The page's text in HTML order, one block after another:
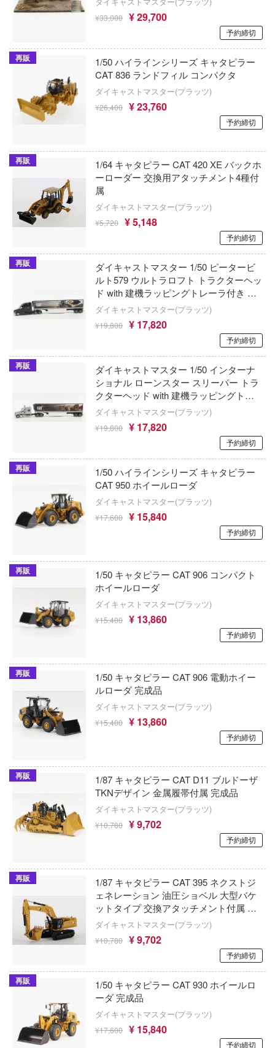
¥33,000 ¥ 29,700
予約締切
再販
1/50 ハイラインシリーズ キャタピラー
CAT 836 ランドフィル コンパクタ
ダイキャストマスター(プラッツ)
¥26,400 ¥ 23,760
予約締切
再販
1/64 キャタピラー CAT 420 XE バックホ
ーローダー 交換用アタッチメント4種付
属
ダイキャストマスター(プラッツ)
¥5,720 ¥ 5,148
予約締切
再販
ダイキャストマスター 1/50 ピータービ
ルト579 ウルトラロフト トラクターヘッ
ド with 建機ラッピングトレーラ付き 完
成品 塗装済ダイキャストモデル完成品
DM85768
ダイキャストマスター(プラッツ)
¥19,800 ¥ 17,820
予約締切
再販
ダイキャストマスター 1/50 インターナ
ショナル ローンスター スリーパー トラ
クターヘッド with 建機ラッピングトレ
ーラ 完成品 塗装済ダイキャストモデル
完成品 DM85769
ダイキャストマスター(プラッツ)
¥19,800 ¥ 17,820
予約締切
再販
1/50 ハイラインシリーズ キャタピラー
CAT 950 ホイールローダ
ダイキャストマスター(プラッツ)
¥17,600 ¥ 15,840
予約締切
再販
1/50 キャタピラー CAT 906 コンパクト
ホイールローダ
ダイキャストマスター(プラッツ)
¥15,400 ¥ 13,860
予約締切
再販
1/50 キャタピラー CAT 906 電動ホイー
ルローダ 完成品
ダイキャストマスター(プラッツ)
¥15,400 ¥ 13,860
予約締切
再販
1/87 キャタピラー CAT D11 ブルドーザ
TKNデザイン 金属履帯付属 完成品
ダイキャストマスター(プラッツ)
¥10,780 ¥ 9,702
予約締切
再販
1/87 キャタピラー CAT 395 ネクストジ
ェネレーション 油圧ショベル 大型バケ
ットタイプ 交換アタッチメント付属 金
属履帯仕様
ダイキャストマスター(プラッツ)
¥10,780 ¥ 9,702
予約締切
再販
1/50 キャタピラー CAT 930 ホイールロ
ーダ 完成品
ダイキャストマスター(プラッツ)
¥17,600 ¥ 15,840
予約締切
ブラック★ロックシューター
ブラック・ジャック
FAIRY TAIL
Fateシリーズ
ブルーロック
ファイナルファンタジー
プリキュア
プリンセスコネクト！Re:Dive
ヘブンバーンズレッド
ヘタリア
ヘキサギア
ベルセルク
北斗の拳
ホロライブ
星空鉄道とシロの旅
僕の心のヤバイやつ
鬼灯の冷徹
ぼっち・ざ・ろっく!
ポチっと発明 ピカちんキット
崩壊シリーズ
僕のヒーローアカデミア
MARUTTOYS(マルットイズ)
MARVEL (マーベル)
魔法少女まどかマギカ
魔女の旅々
負けヒロインが多すぎる！
魔法少女ノ魔女裁判
魔動王グランゾート
魔弾戦記リュウケンドー
Machinen Krieger(マシーネンクリーガー)
クアンタムメカニクス
クアトロポルテ
クリエイティブPR
クレイジーフィギュア
クレーネル
雀替建构 Queti Tectonics
クラシックモデルレプリカーズ
クールプロップス
KPモデル(ビーバーコーポレーション)
KASLホビー(ビーバーコーポレーション)
Gecco
ゲインコーププロダクツ(ホビージャパン)
ゲッコー・モデル
KAモデル(ビーバーコーポレーション)
ケンクラフト(プラッツ)
ケンファイ
ゲートウェイ・オートアート・ジャパン
KEMO
プラッツ×ケンクラフト
KKスケール
ケス
ゴッドブレイブスタジオ(グッドスマイル
ニー)
国際貿易
コッパーステートモデル(ビーバーコーポ
コバアニ模型工房
コーギー
COSMOS SORA STUDIO
KOITAKE
コータリモデルス(ビーバーコーポレーシ
光栄堂
コラモデルス(ビーバーコーポレーション)
イド
(マーベル)
まどかマギカ
インが多すぎる！
伝ワタル
リュウケンドー
Krieger(マシーネンクリーガー)
～異世界行ったら本気だす～
ナン
ー:リファンタジオ
アシリーズ
バイス
ーハンター
デュエルモンスターズ
ンオーバーロード
ーンブレイバーン
書
処す 懲罰勇者9004隊刑務記録
ッチ